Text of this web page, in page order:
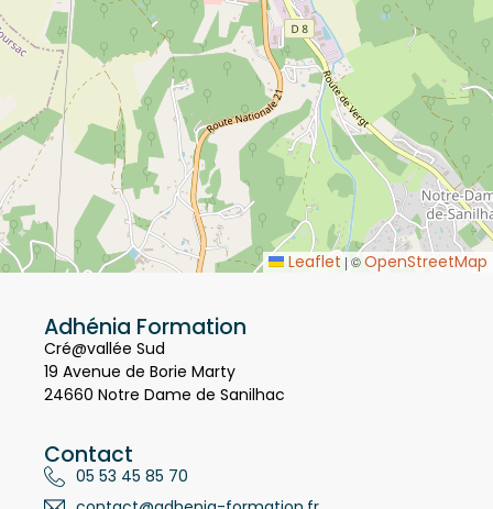
Adhénia Formation
Cré@vallée Sud
19 Avenue de Borie Marty
Contact
05 53 45 85 70